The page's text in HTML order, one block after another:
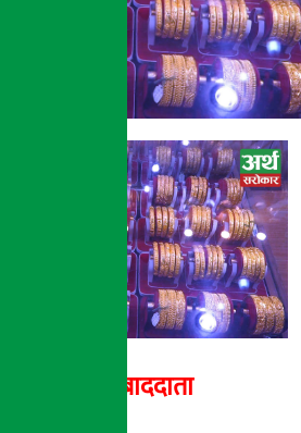
अर्थ सरोकार सम्बाददाता